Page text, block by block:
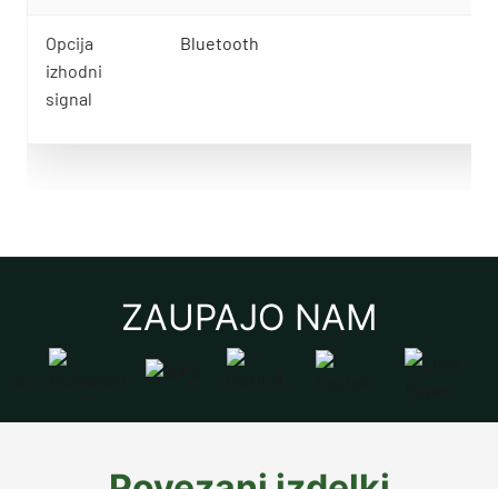
Opcija
izhodni
signal
Bluetooth
ZAUPAJO NAM